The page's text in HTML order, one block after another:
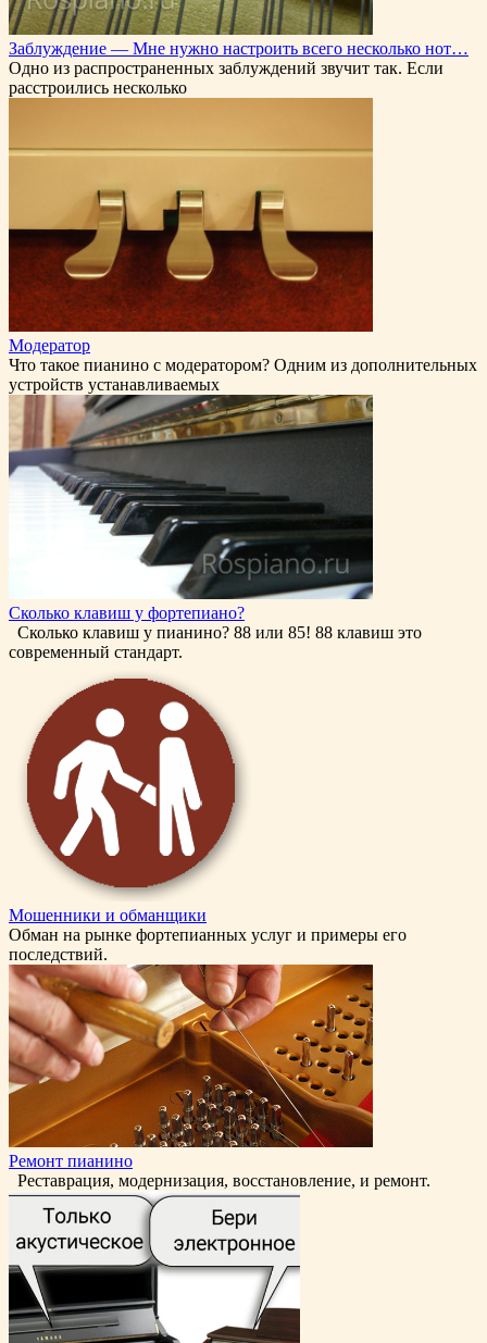
Заблуждение — Мне нужно настроить всего несколько нот…
Одно из распространенных заблуждений звучит так. Если
расстроились несколько
Модератор
Что такое пианино с модератором? Одним из дополнительных
устройств устанавливаемых
Сколько клавиш у фортепиано?
Сколько клавиш у пианино? 88 или 85! 88 клавиш это
современный стандарт.
Мошенники и обманщики
Обман на рынке фортепианных услуг и примеры его
последствий.
Ремонт пианино
Реставрация, модернизация, восстановление, и ремонт.